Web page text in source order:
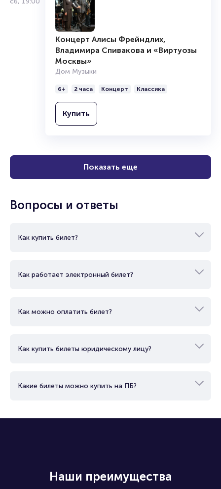
Концерт Алисы Фрейндлих,
Владимира Спивакова и «Виртуозы
Москвы»
Дом Музыки
6+ 2 часа Концерт Классика
Купить
Показать еще
Вопросы и ответы
Как купить билет?
Как работает электронный билет?
Как можно оплатить билет?
Как купить билеты юридическому лицу?
Какие билеты можно купить на ПБ?
Наши преимущества